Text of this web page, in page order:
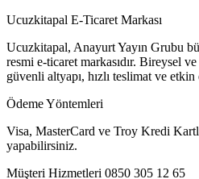
Ucuzkitapal E-Ticaret Markası
Ucuzkitapal, Anayurt Yayın Grubu
resmi e-ticaret markasıdır. Bireysel ve
güvenli altyapı, hızlı teslimat ve
Ödeme Yöntemleri
Visa, MasterCard ve Troy Kredi
yapabilirsiniz.
Müşteri Hizmetleri 0850 305 12 65